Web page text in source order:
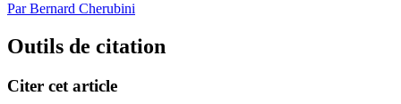
Par Bernard Cherubini
Outils de citation
Citer cet article